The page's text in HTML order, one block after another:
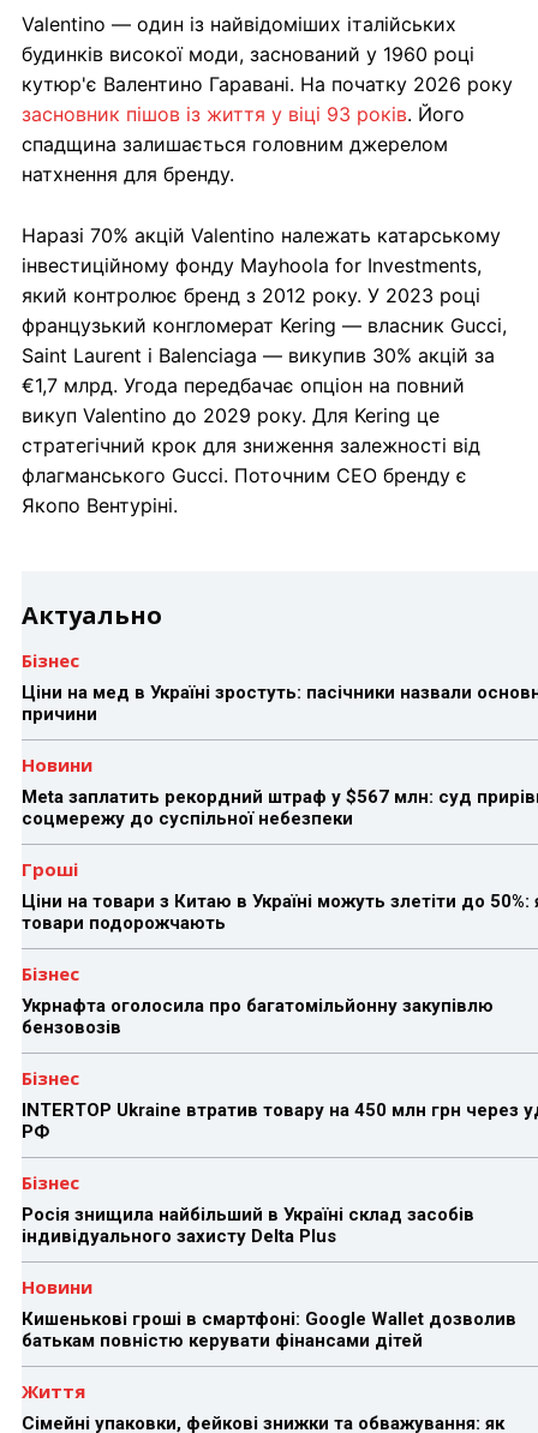
Valentino — один із найвідоміших італійських
будинків високої моди, заснований у 1960 році
кутюр'є Валентино Гаравані. На початку 2026 року
засновник пішов із життя у віці 93 років. Його
спадщина залишається головним джерелом
натхнення для бренду.
Наразі 70% акцій Valentino належать катарському
інвестиційному фонду Mayhoola for Investments,
який контролює бренд з 2012 року. У 2023 році
французький конгломерат Kering — власник Gucci,
Saint Laurent і Balenciaga — викупив 30% акцій за
€1,7 млрд. Угода передбачає опціон на повний
викуп Valentino до 2029 року. Для Kering це
стратегічний крок для зниження залежності від
флагманського Gucci. Поточним CEO бренду є
Якопо Вентуріні.
Актуально
Бізнес
Ціни на мед в Україні зростуть: пасічники назвали
причини
Новини
Meta заплатить рекордний штраф у $567 млн: суд
соцмережу до суспільної небезпеки
Гроші
Ціни на товари з Китаю в Україні можуть злетіти до 50%:
товари подорожчають
Бізнес
Укрнафта оголосила про багатомільйонну закупівлю
бензовозів
Бізнес
INTERTOP Ukraine втратив товару на 450 млн грн через
РФ
Бізнес
Росія знищила найбільший в Україні склад засобів
індивідуального захисту Delta Plus
Новини
Кишенькові гроші в смартфоні: Google Wallet дозволив
батькам повністю керувати фінансами дітей
Життя
Сімейні упаковки, фейкові знижки та обважування: як